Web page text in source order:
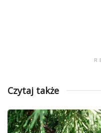
Czytaj także